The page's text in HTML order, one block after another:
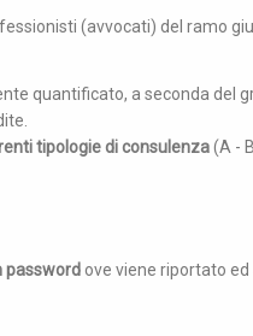
(avvocati) del ramo
quantificato, a seconda del
tipologie di consulenza(A -
password ove viene riportato